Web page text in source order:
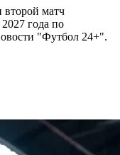
матч
года по
"Футбол 24+".